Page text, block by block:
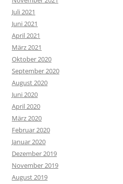
Juli 2021
Juni 2021
April 2021
März 2021
Oktober 2020
September 2020
August 2020
Juni 2020
April 2020
März 2020
Februar 2020
Januar 2020
Dezember 2019
November 2019
August 2019